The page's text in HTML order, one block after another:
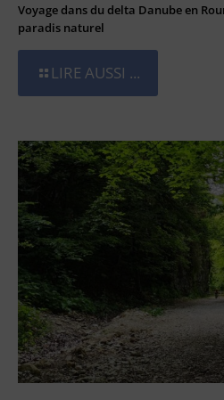
Voyage dans du delta Danube en
paradis naturel
LIRE AUSSI ...